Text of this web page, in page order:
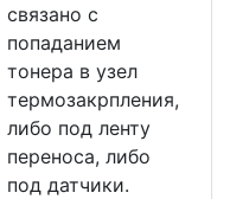
связано с
попаданием
тонера в узел
термозакрпления,
либо под ленту
переноса, либо
под датчики.